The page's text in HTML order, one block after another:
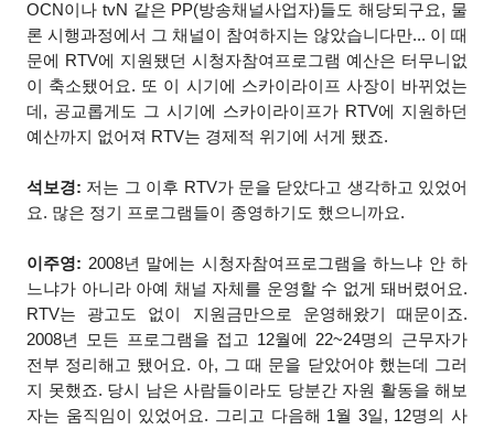
OCN이나 tvN 같은 PP(방송채널사업자)들도 해당되구요, 물
론 시행과정에서 그 채널이 참여하지는 않았습니다만... 이 때
문에 RTV에 지원됐던 시청자참여프로그램 예산은 터무니없
이 축소됐어요. 또 이 시기에 스카이라이프 사장이 바뀌었는
데, 공교롭게도 그 시기에 스카이라이프가 RTV에 지원하던
예산까지 없어져 RTV는 경제적 위기에 서게 됐죠.
석보경: 저는 그 이후 RTV가 문을 닫았다고 생각하고 있었어
요. 많은 정기 프로그램들이 종영하기도 했으니까요.
이주영: 2008년 말에는 시청자참여프로그램을 하느냐 안 하
느냐가 아니라 아예 채널 자체를 운영할 수 없게 돼버렸어요.
RTV는 광고도 없이 지원금만으로 운영해왔기 때문이죠.
2008년 모든 프로그램을 접고 12월에 22~24명의 근무자가
전부 정리해고 됐어요. 아, 그 때 문을 닫았어야 했는데 그러
지 못했죠. 당시 남은 사람들이라도 당분간 자원 활동을 해보
자는 움직임이 있었어요. 그리고 다음해 1월 3일, 12명의 사